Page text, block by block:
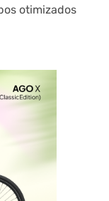
otimizados